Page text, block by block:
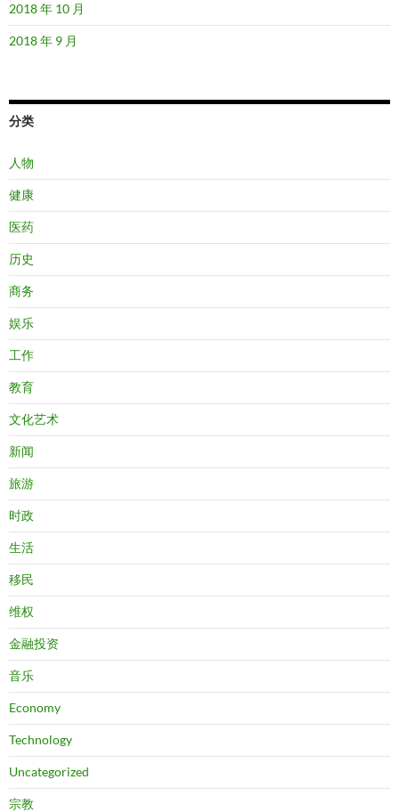
2018 年 10 月
2018 年 9 月
分类
人物
健康
医药
历史
商务
娱乐
工作
教育
文化艺术
新闻
旅游
时政
生活
移民
维权
金融投资
音乐
Economy
Technology
Uncategorized
宗教